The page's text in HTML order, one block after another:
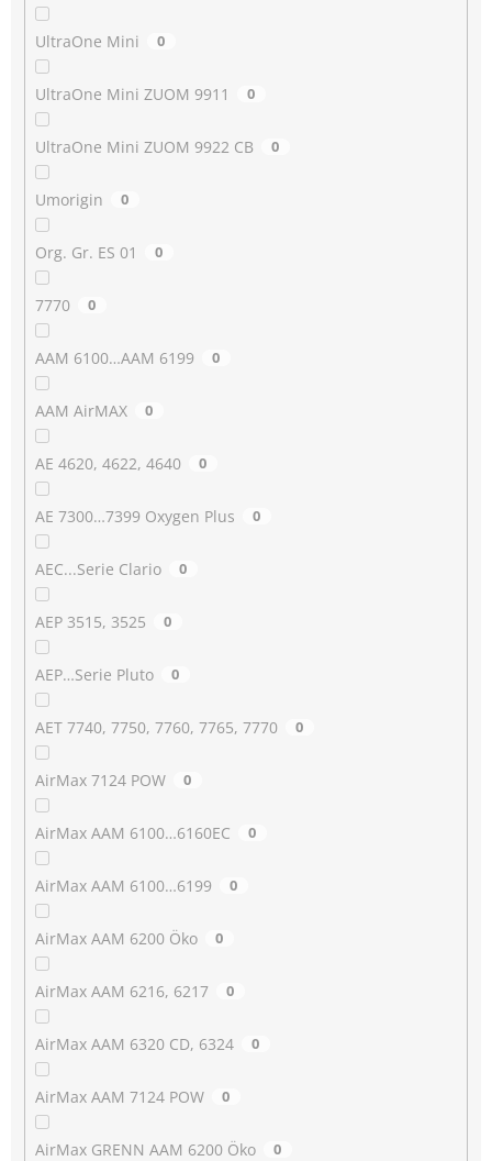
UltraOne Mini 0
UltraOne Mini ZUOM 9911 0
UltraOne Mini ZUOM 9922 CB 0
Umorigin 0
Org. Gr. ES 01 0
7770 0
AAM 6100…AAM 6199 0
AAM AirMAX 0
AE 4620, 4622, 4640 0
AE 7300…7399 Oxygen Plus 0
AEC...Serie Clario 0
AEP 3515, 3525 0
AEP…Serie Pluto 0
AET 7740, 7750, 7760, 7765, 7770 0
AirMax 7124 POW 0
AirMax AAM 6100…6160EC 0
AirMax AAM 6100…6199 0
AirMax AAM 6200 Öko 0
AirMax AAM 6216, 6217 0
AirMax AAM 6320 CD, 6324 0
AirMax AAM 7124 POW 0
AirMax GRENN AAM 6200 Öko 0